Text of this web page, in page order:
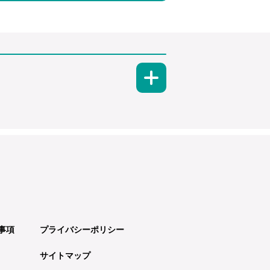
項 プライバシーポリシー
サイトマップ